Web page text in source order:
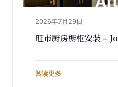
2026年7月29日
旺市厨房橱柜安装 –
阅读更多